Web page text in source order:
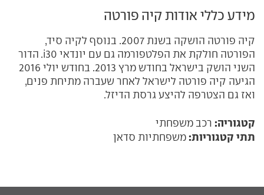
מידע כללי אודות קיה פורטה
קיה פורטה הושקה בשנת 2007. בנוסף לקיה סיד,
הפורטה חולקת את הפלטפורמה גם עם יונדאי i30. הדור
השני הושק בישראל בחודש מרץ 2013. בחודש יולי 2016
הגיעה קיה פורטה לישראל לאחר שעברה מתיחת פנים,
ואז גם הצטרפה להיצע גרסת הדיזל.
קטגוריה: רכב משפחתי
תתי קטגוריות: משפחתיות סדאן